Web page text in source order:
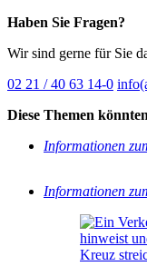
Haben Sie Fragen?
Wir sind gerne für Sie
02 21 / 40 63 14-0
Diese Themen
Informationen
Informationen